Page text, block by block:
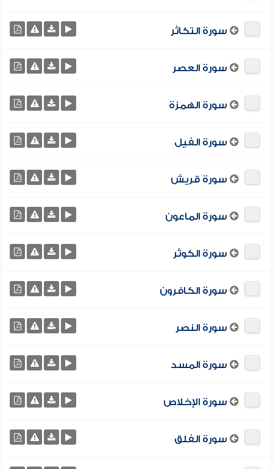
سورة التكاثر
سورة العصر
سورة الهمزة
سورة الفيل
سورة قريش
سورة الماعون
سورة الكوثر
سورة الكافرون
سورة النصر
سورة المسد
سورة الإخلاص
سورة الفلق